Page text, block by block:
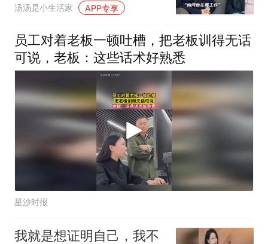
汤汤是小生活家 APP专享
员工对着老板一顿吐槽，把老板训得无话
可说，老板：这些话术好熟悉
星沙时报
我就是想证明自己，我不